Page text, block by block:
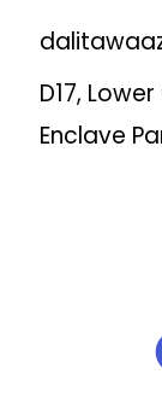
D17,
Enclave